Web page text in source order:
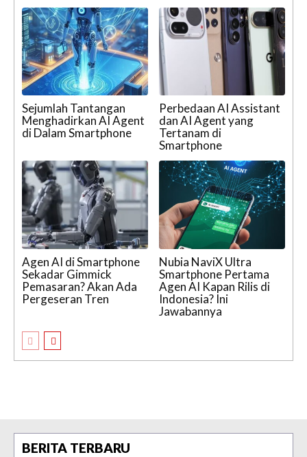
Sejumlah Tantangan
Menghadirkan AI Agent
di Dalam Smartphone
Perbedaan AI Assistant
dan AI Agent yang
Tertanam di
Smartphone
Agen AI di Smartphone
Sekadar Gimmick
Pemasaran? Akan Ada
Pergeseran Tren
Nubia NaviX Ultra
Smartphone Pertama
Agen AI Kapan Rilis di
Indonesia? Ini
Jawabannya
BERITA TERBARU